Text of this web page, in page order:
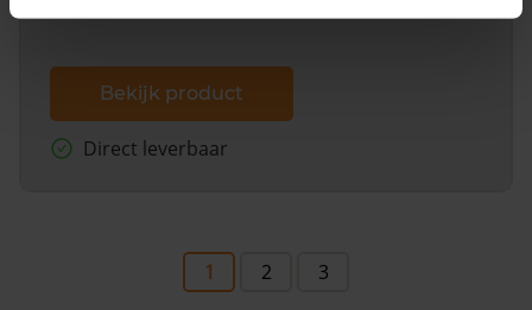
Bekijk product
Direct leverbaar
1 2 3